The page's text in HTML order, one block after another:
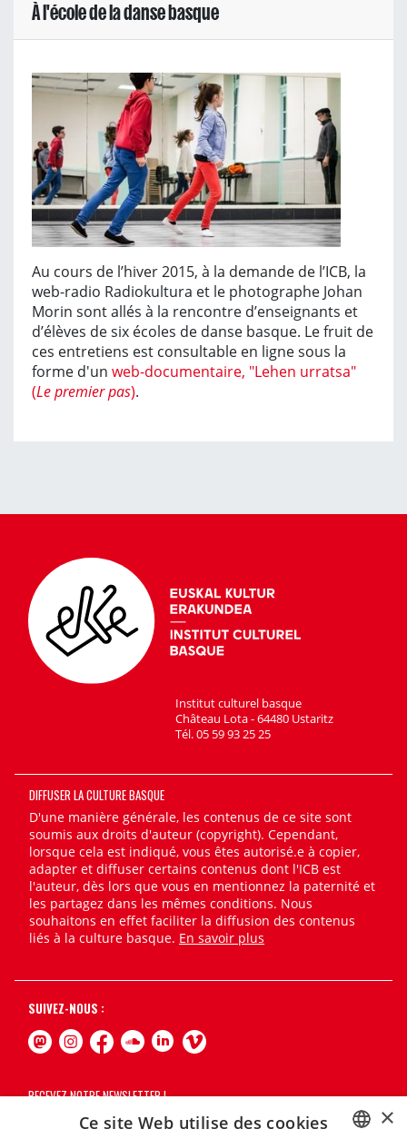
À l'école de la danse basque
Au cours de l’hiver 2015, à la demande de l’ICB, la
web-radio Radiokultura et le photographe Johan
Morin sont allés à la rencontre d’enseignants et
d’élèves de six écoles de danse basque. Le fruit de
ces entretiens est consultable en ligne sous la
forme d'un web-documentaire, "Lehen urratsa"
(Le premier pas).
Institut culturel basque
Château Lota - 64480 Ustaritz
Tél. 05 59 93 25 25
DIFFUSER LA CULTURE BASQUE
D'une manière générale, les contenus de ce site sont
soumis aux droits d'auteur (copyright). Cependant,
lorsque cela est indiqué, vous êtes autorisé.e à copier,
adapter et diffuser certains contenus dont l'ICB est
l'auteur, dès lors que vous en mentionnez la paternité et
les partagez dans les mêmes conditions. Nous
souhaitons en effet faciliter la diffusion des contenus
liés à la culture basque. En savoir plus
SUIVEZ-NOUS :
RECEVEZ NOTRE NEWSLETTER !
×
Ce site Web utilise des cookies